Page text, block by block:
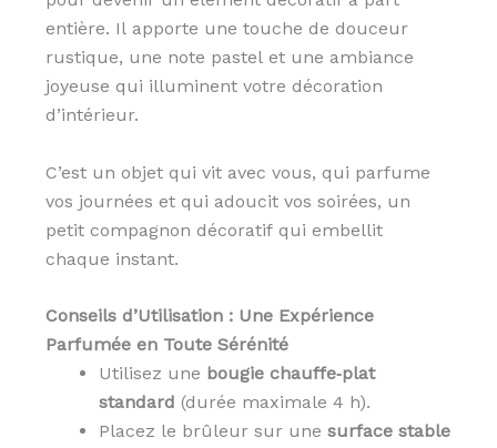
entière. Il apporte une touche de douceur
rustique, une note pastel et une ambiance
joyeuse qui illuminent votre décoration
d’intérieur.
C’est un objet qui vit avec vous, qui parfume
vos journées et qui adoucit vos soirées, un
petit compagnon décoratif qui embellit
chaque instant.
Conseils d’Utilisation : Une Expérience
Parfumée en Toute Sérénité
Utilisez une bougie chauffe‑plat
standard (durée maximale 4 h).
Placez le brûleur sur une surface stable